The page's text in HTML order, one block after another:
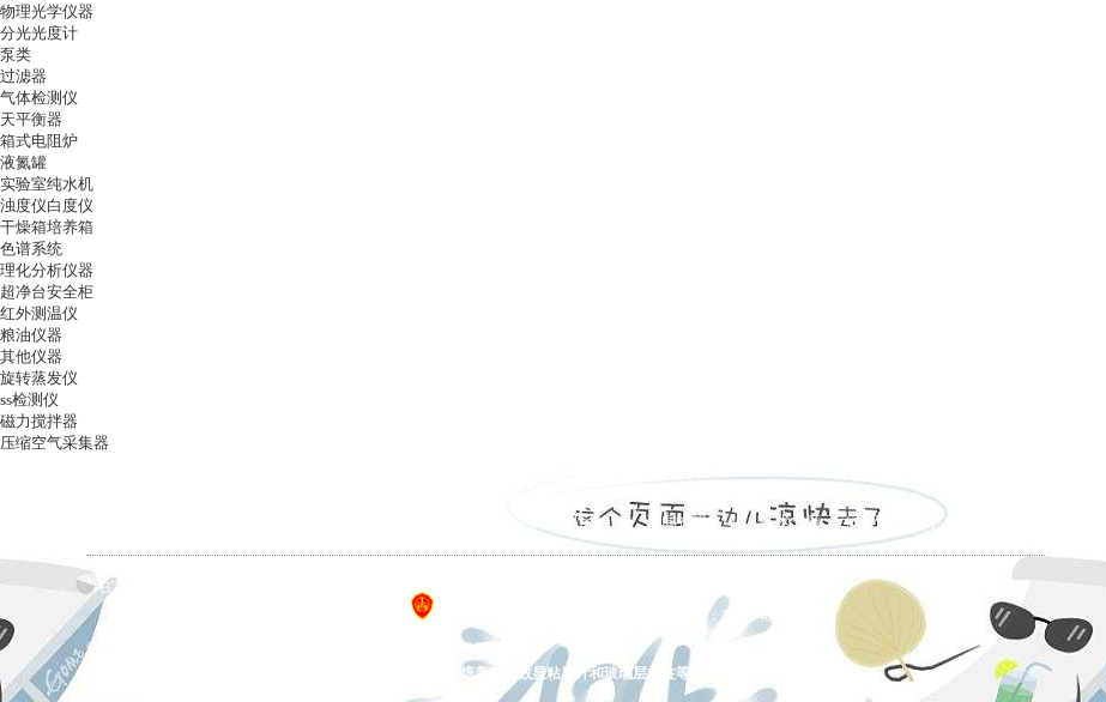
物理光学仪器
分光光度计
泵类
过滤器
气体检测仪
天平衡器
箱式电阻炉
液氮罐
实验室纯水机
浊度仪白度仪
干燥箱培养箱
色谱系统
理化分析仪器
超净台安全柜
红外测温仪
粮油仪器
其他仪器
旋转蒸发仪
ss检测仪
磁力搅拌器
压缩空气采集器
ag凯发k8国际的产品展示 | 新闻资讯 | 技术文章 | 资料下载
在线留言
设计制作，未经允许翻录必究 总访问量：5544140
ag凯发k8国际 copyright © 上海五相仪器仪表有限公司 all rights reserved.
主营产品：恒温金属浴、拍打式均质器、氮吹仪、干燥箱、培养箱、数显粘度计和玻璃层析柱等生产、销售、售后、服务。